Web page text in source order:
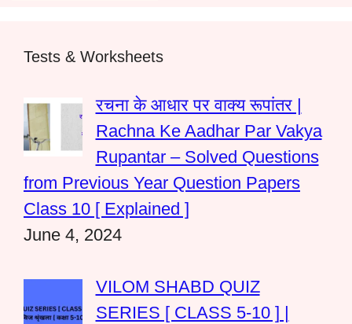
Tests & Worksheets
रचना के आधार पर वाक्य रूपांतर |
Rachna Ke Aadhar Par Vakya
Rupantar – Solved Questions
from Previous Year Question Papers
Class 10 [ Explained ]
June 4, 2024
VILOM SHABD QUIZ
SERIES [ CLASS 5-10 ] |